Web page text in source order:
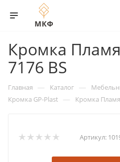
Кромка
7176 BS
Главная — Каталог —
Кромка GP-Plast — Кромка
Артикул: